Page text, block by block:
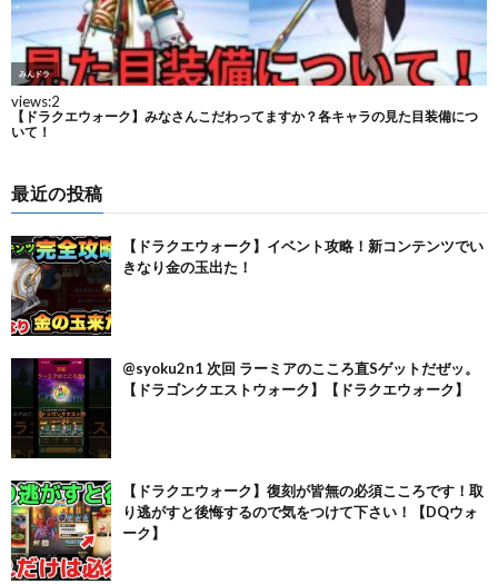
最近の投稿
【ドラクエウォーク】イベント攻略！新コンテンツでい
きなり金の玉出た！
@syoku2n1 次回 ラーミアのこころ直Sゲットだぜッ。
【ドラゴンクエストウォーク】【ドラクエウォーク】
【ドラクエウォーク】復刻が皆無の必須こころです！取
り逃がすと後悔するので気をつけて下さい！【DQウォ
ーク】